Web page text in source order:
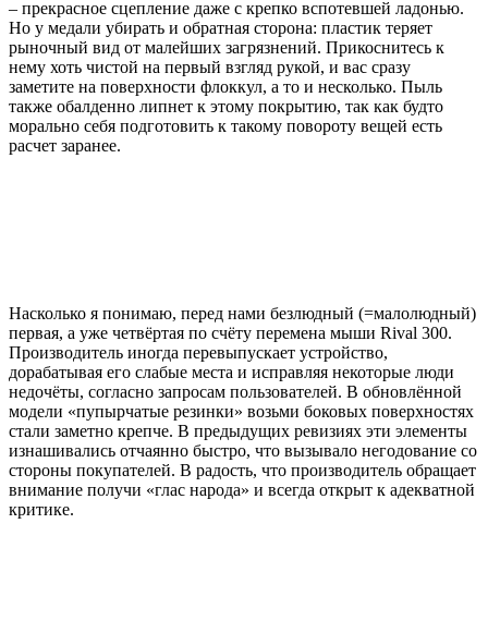
– прекрасное сцепление даже с крепко вспотевшей ладонью.
Но у медали убирать и обратная сторона: пластик теряет
рыночный вид от малейших загрязнений. Прикоснитесь к
нему хоть чистой на первый взгляд рукой, и вас сразу
заметите на поверхности флоккул, а то и несколько. Пыль
также обалденно липнет к этому покрытию, так как будто
морально себя подготовить к такому повороту вещей есть
расчет заранее.
Насколько я понимаю, перед нами безлюдный (=малолюдный)
первая, а уже четвёртая по счёту перемена мыши Rival 300.
Производитель иногда перевыпускает устройство,
дорабатывая его слабые места и исправляя некоторые люди
недочёты, согласно запросам пользователей. В обновлённой
модели «пупырчатые резинки» возьми боковых поверхностях
стали заметно крепче. В предыдущих ревизиях эти элементы
изнашивались отчаянно быстро, что вызывало негодование со
стороны покупателей. В радость, что производитель обращает
внимание получи «глас народа» и всегда открыт к адекватной
критике.